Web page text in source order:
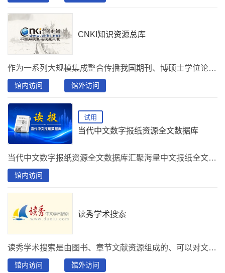
CNKI知识资源总库
作为一系列大规模集成整合传播我国期刊、博硕士学位论文、工具书、会议论文、（新增）中国学术辑刊全文数据库、（新增）标准全文数据等各类文献资源的大型全文数据库和二次文献数据库，以及由文献内容挖掘产生的知识元数据库。其内容覆盖范围包含自然科学、工程技术、农业、哲学、医学、人文社会科学等各个领域。首都图书馆购买了《中国学术期刊网络出版总库》、《中国博士学位论文全文数据库》、《中国优秀硕士学位论文全文数据库》、《国际会议论文全文数据库》、《中国重要会议论文全文数据库》、《中国工具书网络出版总库》。
馆内访问 馆外访问
试用
当代中文数字报纸资源全文数据库
当代中文数字报纸资源全文数据库汇聚海量中文报纸全文资源，覆盖时政、经济、科技、文化等领域，为读者提供权威、连续、可追溯的数字报纸阅读与研究服务。
馆内访问
读秀学术搜索
读秀学术搜索是由图书、章节文献资源组成的、可以对文献资源及其全文内容进行深度检索的知识搜索系统，用户可在系统中检索到17亿页全文资料、670多万种中文图书书目，130万种图书可在线阅读全文，部分图书可通过文献传递功能收取Email邮件获得图书全文资源。
馆内访问 馆外访问